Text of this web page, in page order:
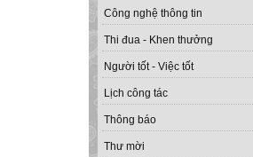
Công nghệ thông tin
Thi đua - Khen thưởng
Người tốt - Việc tốt
Lịch công tác
Thông báo
Thư mời